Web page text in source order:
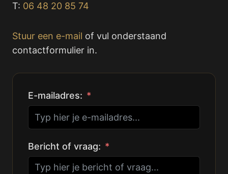
T: 06 48 20 85 74
Stuur een e-mail of vul onderstaand
contactformulier in.
E-mailadres:
Bericht of vraag: